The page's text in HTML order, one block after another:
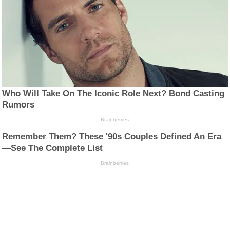
Who Will Take On The Iconic Role Next? Bond Casting
Rumors
Brainberries
Remember Them? These '90s Couples Defined An Era
—See The Complete List
Brainberries